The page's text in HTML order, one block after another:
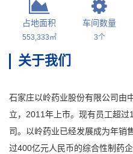
占地面积
553,333㎡
车间数量
3个
关于我们
石家庄以岭药业股份有限公司由
立，2011年上市。现有员工超
司。以岭药业已经发展成为年销
过400亿元人民币的综合性制药